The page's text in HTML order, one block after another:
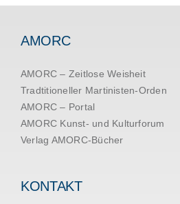
AMORC
AMORC – Zeitlose Weisheit
Tradtitioneller Martinisten-Orden
AMORC – Portal
AMORC Kunst- und Kulturforum
Verlag AMORC-Bücher
KONTAKT